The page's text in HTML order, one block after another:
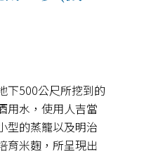
下500公尺所挖到的
用水，使用人吉當
型的蒸籠以及明治
育米麴，所呈現出